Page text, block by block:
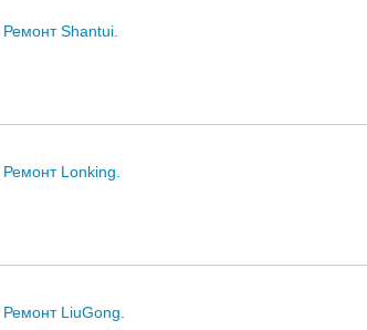
Ремонт Shantui.
Ремонт Lonking.
Ремонт LiuGong.